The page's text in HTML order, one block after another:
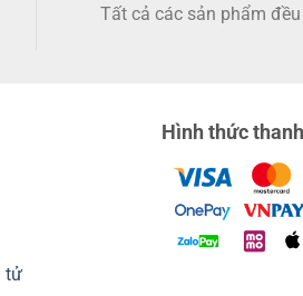
Tất cả các sản phẩm
tử
Hình thức